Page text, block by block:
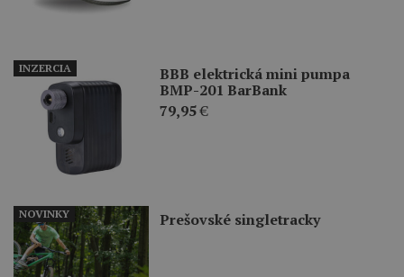
BBB elektrická mini pumpa
BMP-201 BarBank
79,95€
INZERCIA
Prešovské singletracky
NOVINKY